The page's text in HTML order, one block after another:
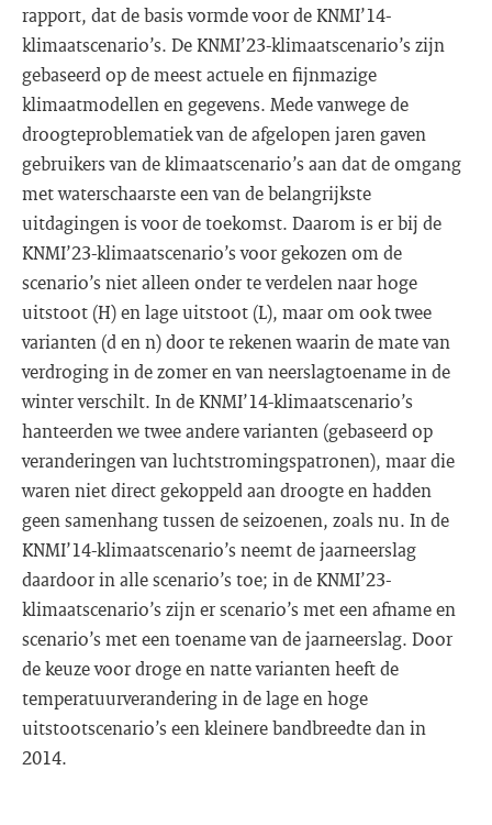
rapport, dat de basis vormde voor de KNMI’14-
klimaatscenario’s. De KNMI’23-klimaatscenario’s zijn
gebaseerd op de meest actuele en fijnmazige
klimaatmodellen en gegevens. Mede vanwege de
droogteproblematiek van de afgelopen jaren gaven
gebruikers van de klimaatscenario’s aan dat de omgang
met waterschaarste een van de belangrijkste
uitdagingen is voor de toekomst. Daarom is er bij de
KNMI’23-klimaatscenario’s voor gekozen om de
scenario’s niet alleen onder te verdelen naar hoge
uitstoot (H) en lage uitstoot (L), maar om ook twee
varianten (d en n) door te rekenen waarin de mate van
verdroging in de zomer en van neerslagtoename in de
winter verschilt. In de KNMI’14-klimaatscenario’s
hanteerden we twee andere varianten (gebaseerd op
veranderingen van luchtstromingspatronen), maar die
waren niet direct gekoppeld aan droogte en hadden
geen samenhang tussen de seizoenen, zoals nu. In de
KNMI’14-klimaatscenario’s neemt de jaarneerslag
daardoor in alle scenario’s toe; in de KNMI’23-
klimaatscenario’s zijn er scenario’s met een afname en
scenario’s met een toename van de jaarneerslag. Door
de keuze voor droge en natte varianten heeft de
temperatuurverandering in de lage en hoge
uitstootscenario’s een kleinere bandbreedte dan in
2014.